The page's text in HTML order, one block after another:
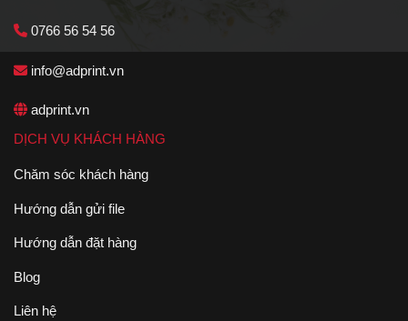
0766 56 54 56
info@adprint.vn
adprint.vn
DỊCH VỤ KHÁCH HÀNG
Chăm sóc khách hàng
Hướng dẫn gửi file
Hướng dẫn đặt hàng
Blog
Liên hệ